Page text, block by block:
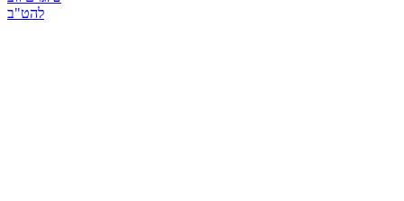
להט"ב